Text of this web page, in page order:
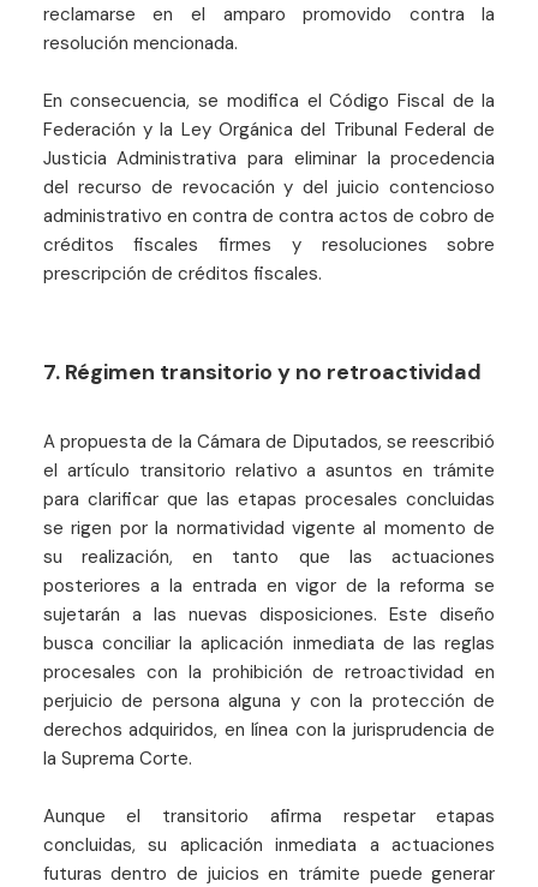
reclamarse en el amparo promovido contra la
resolución mencionada.
En consecuencia, se modifica el Código Fiscal de la
Federación y la Ley Orgánica del Tribunal Federal de
Justicia Administrativa para eliminar la procedencia
del recurso de revocación y del juicio contencioso
administrativo en contra de contra actos de cobro de
créditos fiscales firmes y resoluciones sobre
prescripción de créditos fiscales.
7. Régimen transitorio y no retroactividad
A propuesta de la Cámara de Diputados, se reescribió
el artículo transitorio relativo a asuntos en trámite
para clarificar que las etapas procesales concluidas
se rigen por la normatividad vigente al momento de
su realización, en tanto que las actuaciones
posteriores a la entrada en vigor de la reforma se
sujetarán a las nuevas disposiciones. Este diseño
busca conciliar la aplicación inmediata de las reglas
procesales con la prohibición de retroactividad en
perjuicio de persona alguna y con la protección de
derechos adquiridos, en línea con la jurisprudencia de
la Suprema Corte.
Aunque el transitorio afirma respetar etapas
concluidas, su aplicación inmediata a actuaciones
futuras dentro de juicios en trámite puede generar